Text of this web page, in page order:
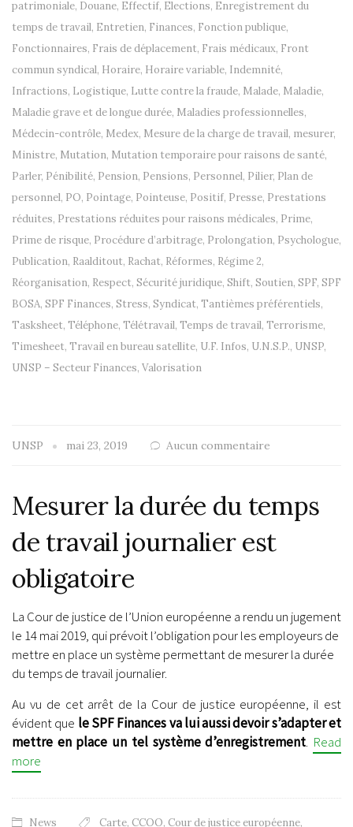
patrimoniale, Douane, Effectif, Elections, Enregistrement du
temps de travail, Entretien, Finances, Fonction publique,
Fonctionnaires, Frais de déplacement, Frais médicaux, Front
commun syndical, Horaire, Horaire variable, Indemnité,
Infractions, Logistique, Lutte contre la fraude, Malade, Maladie,
Maladie grave et de longue durée, Maladies professionnelles,
Médecin-contrôle, Medex, Mesure de la charge de travail, mesurer,
Ministre, Mutation, Mutation temporaire pour raisons de santé,
Parler, Pénibilité, Pension, Pensions, Personnel, Pilier, Plan de
personnel, PO, Pointage, Pointeuse, Positif, Presse, Prestations
réduites, Prestations réduites pour raisons médicales, Prime,
Prime de risque, Procédure d’arbitrage, Prolongation, Psychologue,
Publication, Raalditout, Rachat, Réformes, Régime 2,
Réorganisation, Respect, Sécurité juridique, Shift, Soutien, SPF, SPF
BOSA, SPF Finances, Stress, Syndicat, Tantièmes préférentiels,
Tasksheet, Téléphone, Télétravail, Temps de travail, Terrorisme,
Timesheet, Travail en bureau satellite, U.F. Infos, U.N.S.P., UNSP,
UNSP – Secteur Finances, Valorisation
UNSP mai 23, 2019 Aucun commentaire
Mesurer la durée du temps
de travail journalier est
obligatoire
La Cour de justice de l’Union européenne a rendu un jugement
le 14 mai 2019, qui prévoit l’obligation pour les employeurs de
mettre en place un système permettant de mesurer la durée
du temps de travail journalier.
Au vu de cet arrêt de la Cour de justice européenne, il est
évident que le SPF Finances va lui aussi devoir s’adapter et
mettre en place un tel système d’enregistrement. Read
more
News Carte, CCOO, Cour de justice européenne,